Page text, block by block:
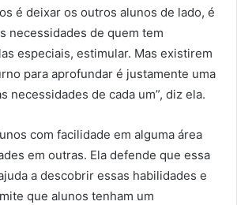
é deixar os outros alunos de lado, é
necessidades de quem tem
especiais, estimular. Mas existirem
para aprofundar é justamente uma
necessidades de cada um”, diz ela.
com facilidade em alguma área
em outras. Ela defende que essa
a descobrir essas habilidades e
que alunos tenham um